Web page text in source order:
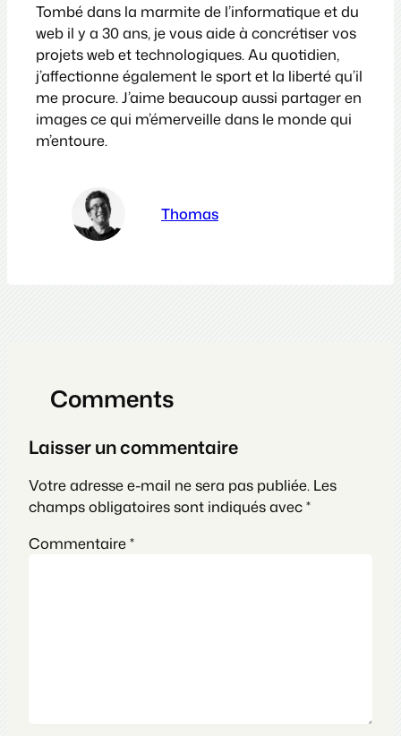
Tombé dans la marmite de l’informatique et du
web il y a 30 ans, je vous aide à concrétiser vos
projets web et technologiques. Au quotidien,
j’affectionne également le sport et la liberté qu’il
me procure. J’aime beaucoup aussi partager en
images ce qui m’émerveille dans le monde qui
m’entoure.
Thomas
Comments
Laisser un commentaire
Votre adresse e-mail ne sera pas publiée. Les
champs obligatoires sont indiqués avec*
Commentaire*